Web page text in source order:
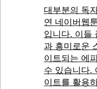
대부분의 독
연 네이버웹
입니다. 이들
과 흥미로운
이트되는 에
수 있습니다.
이트를 활용